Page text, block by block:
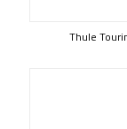
Thule